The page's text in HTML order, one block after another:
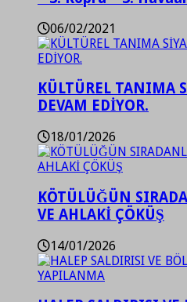
06/02/2021
KÜLTÜREL TANIMA
DEVAM EDİYOR.
18/01/2026
KÖTÜLÜĞÜN
VE AHLAKİ ÇÖKÜŞ
14/01/2026